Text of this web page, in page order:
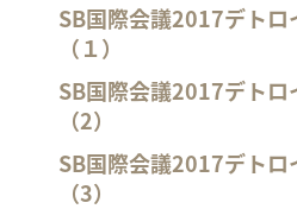
SB国際会議2017デトロ
（１）
SB国際会議2017デトロ
（2）
SB国際会議2017デトロ
（3）